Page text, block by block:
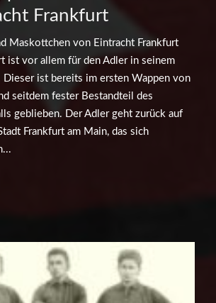
Frankfurt
Maskottchen von Eintracht Frankfurt
ist vor allem für den Adler in seinem
Dieser ist bereits im ersten Wappen von
seitdem fester Bestandteil des
geblieben. Der Adler geht zurück auf
Frankfurt am Main, das sich